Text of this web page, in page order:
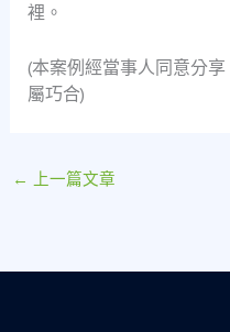
裡。
(本案例經當事人同意分
屬巧合)
← 上一篇文章